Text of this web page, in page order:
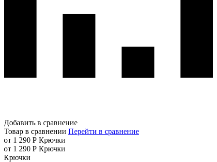
Добавить в сравнение
Товар в сравнении Перейти в сравнение
от 1 290 Р Крючки
от 1 290 Р Крючки
Крючки